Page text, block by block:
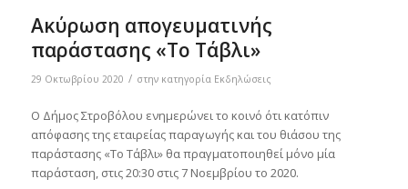
Ακύρωση απογευματινής
παράστασης «Το Τάβλι»
29 Οκτωβρίου 2020 / στην κατηγορία Εκδηλώσεις
O Δήμος Στροβόλου ενημερώνει το κοινό ότι κατόπιν
απόφασης της εταιρείας παραγωγής και του θιάσου της
παράστασης «Το Τάβλι» θα πραγματοποιηθεί μόνο μία
παράσταση, στις 20:30 στις 7 Νοεμβρίου το 2020.